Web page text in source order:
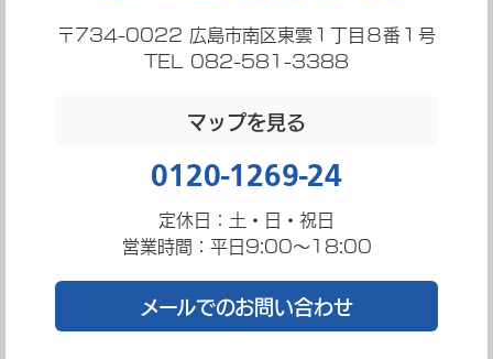
〒734-0022 広島市南区東雲１丁目８番１号
TEL 082-581-3388
マップを見る
0120-1269-24
定休日：土・日・祝日
営業時間：平日9:00～18:00
メールでのお問い合わせ